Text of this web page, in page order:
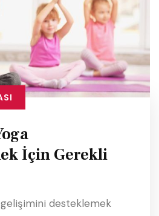
İçin Gerekli
desteklemek